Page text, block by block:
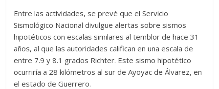
Entre las actividades, se prevé que el Servicio
Sismológico Nacional divulgue alertas sobre sismos
hipotéticos con escalas similares al temblor de hace 31
años, al que las autoridades califican en una escala de
entre 7.9 y 8.1 grados Richter. Este sismo hipotético
ocurriría a 28 kilómetros al sur de Ayoyac de Álvarez, en
el estado de Guerrero.